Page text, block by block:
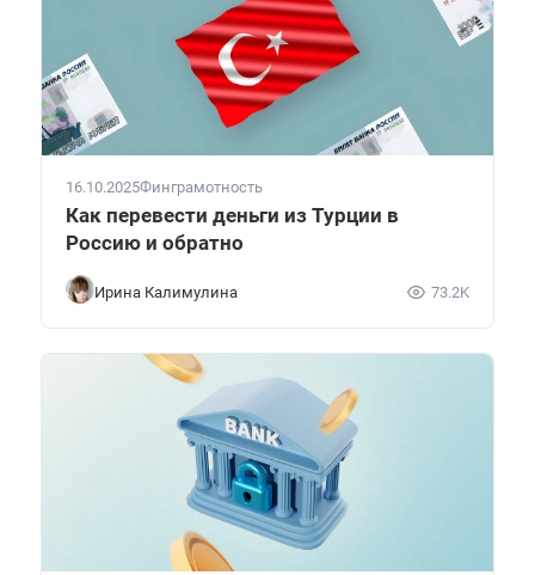
16.10.2025Финграмотность
Как перевести деньги из Турции в
Россию и обратно
Ирина Калимулина 73.2K